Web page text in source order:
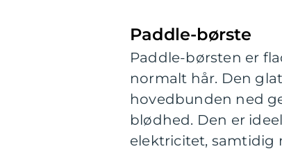
Paddle-børste
Paddle-børsten er
normalt hår. Den
hovedbunden ned
blødhed. Den er
elektricitet, samtidig